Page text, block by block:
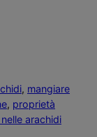
, mangiare
, proprietà
arachidi